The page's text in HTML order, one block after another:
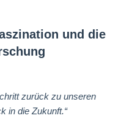
und die
zurück zu unseren
in die Zukunft.“